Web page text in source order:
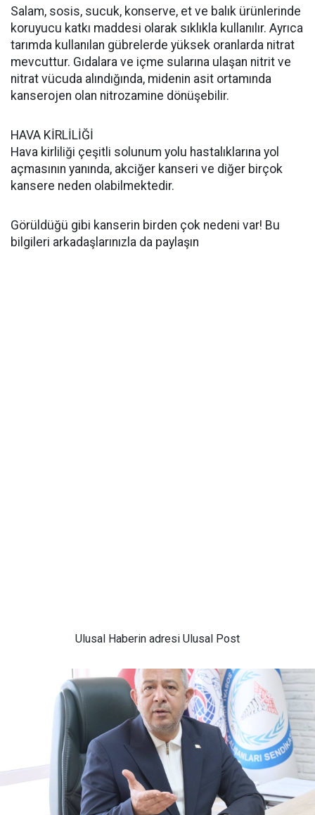
Salam, sosis, sucuk, konserve, et ve balık ürünlerinde
koruyucu katkı maddesi olarak sıklıkla kullanılır. Ayrıca
tarımda kullanılan gübrelerde yüksek oranlarda nitrat
mevcuttur. Gıdalara ve içme sularına ulaşan nitrit ve
nitrat vücuda alındığında, midenin asit ortamında
kanserojen olan nitrozamine dönüşebilir.
HAVA KİRLİLİĞİ
Hava kirliliği çeşitli solunum yolu hastalıklarına yol
açmasının yanında, akciğer kanseri ve diğer birçok
kansere neden olabilmektedir.
Görüldüğü gibi kanserin birden çok nedeni var! Bu
bilgileri arkadaşlarınızla da paylaşın
Ulusal Haberin adresi Ulusal Post